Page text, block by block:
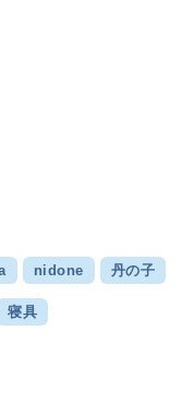
nidone 丹の子
寝具